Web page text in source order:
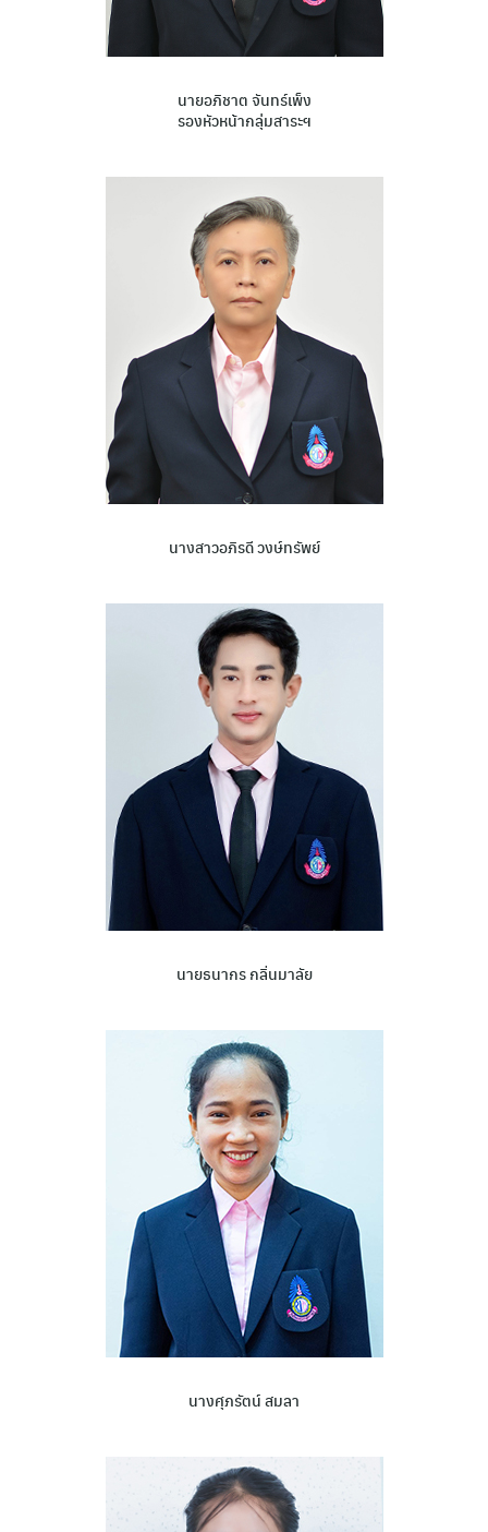
นายอภิชาต จันทร์เพ็ง
รองหัวหน้ากลุ่มสาระฯ
นางสาวอภิรดี วงษ์ทรัพย์
นายธนากร กลิ่นมาลัย
นางศุภรัตน์ สมลา